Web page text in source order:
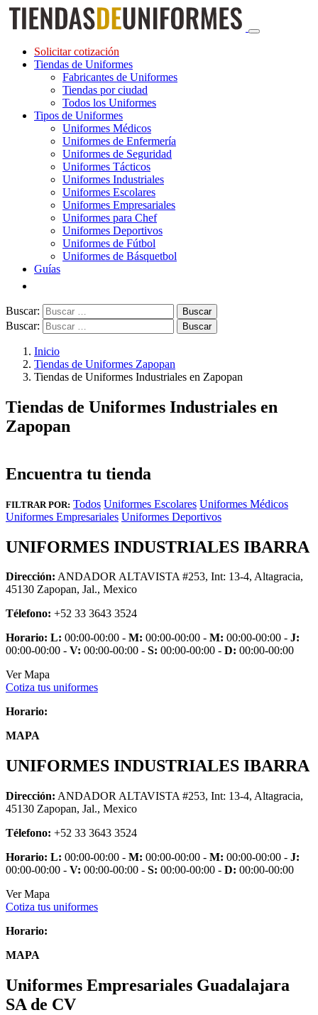
Solicitar cotización
Tiendas de Uniformes
Fabricantes de Uniformes
Tiendas por ciudad
Todos los Uniformes
Tipos de Uniformes
Uniformes Médicos
Uniformes de Enfermería
Uniformes de Seguridad
Uniformes Tácticos
Uniformes Industriales
Uniformes Escolares
Uniformes Empresariales
Uniformes para Chef
Uniformes Deportivos
Uniformes de Fútbol
Uniformes de Básquetbol
Guías
Buscar:
Buscar:
Inicio
Tiendas de Uniformes Zapopan
Tiendas de Uniformes Industriales en Zapopan
Tiendas de Uniformes Industriales en
Zapopan
Encuentra tu tienda
FILTRAR POR: Todos Uniformes Escolares Uniformes Médicos
Uniformes Empresariales Uniformes Deportivos
UNIFORMES INDUSTRIALES IBARRA
Dirección: ANDADOR ALTAVISTA #253, Int: 13-4, Altagracia,
45130 Zapopan, Jal., Mexico
Télefono: +52 33 3643 3524
Horario: L: 00:00-00:00 - M: 00:00-00:00 - M: 00:00-00:00 - J:
00:00-00:00 - V: 00:00-00:00 - S: 00:00-00:00 - D: 00:00-00:00
Ver Mapa
Cotiza tus uniformes
Horario:
MAPA
UNIFORMES INDUSTRIALES IBARRA
Dirección: ANDADOR ALTAVISTA #253, Int: 13-4, Altagracia,
45130 Zapopan, Jal., Mexico
Télefono: +52 33 3643 3524
Horario: L: 00:00-00:00 - M: 00:00-00:00 - M: 00:00-00:00 - J:
00:00-00:00 - V: 00:00-00:00 - S: 00:00-00:00 - D: 00:00-00:00
Ver Mapa
Cotiza tus uniformes
Horario:
MAPA
Uniformes Empresariales Guadalajara
SA de CV